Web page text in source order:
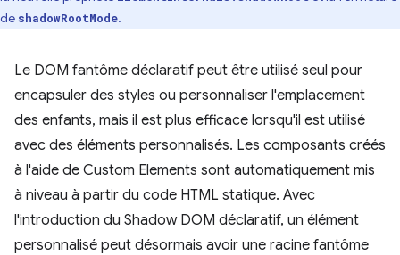
de shadowRootMode.
Le DOM fantôme déclaratif peut être utilisé seul pour
encapsuler des styles ou personnaliser l'emplacement
des enfants, mais il est plus efficace lorsqu'il est utilisé
avec des éléments personnalisés. Les composants créés
à l'aide de Custom Elements sont automatiquement mis
à niveau à partir du code HTML statique. Avec
l'introduction du Shadow DOM déclaratif, un élément
personnalisé peut désormais avoir une racine fantôme